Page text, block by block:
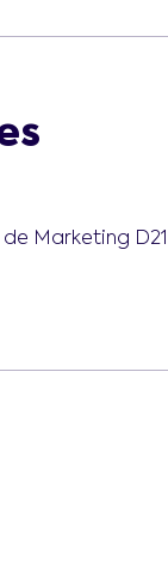
Marketing D21